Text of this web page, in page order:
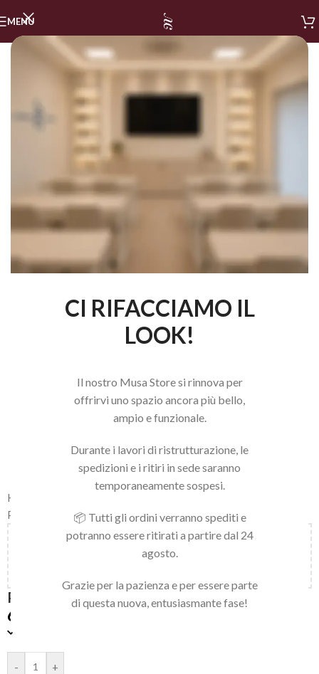
CI RIFACCIAMO IL
LOOK!
Il nostro Musa Store si rinnova per
offrirvi uno spazio ancora più bello,
ampio e funzionale.
Durante i lavori di ristrutturazione, le
spedizioni e i ritiri in sede saranno
temporaneamente sospesi.
📦 Tutti gli ordini verranno spediti e
potranno essere ritirati a partire dal 24
agosto.
Grazie per la pazienza e per essere parte
di questa nuova, entusiasmante fase!
MENU
Home
PUNTE PER FRESA
al carrello e ottieni la spedizione
PUNTA SFERA 35 RED
6,90
- +
Alternative: